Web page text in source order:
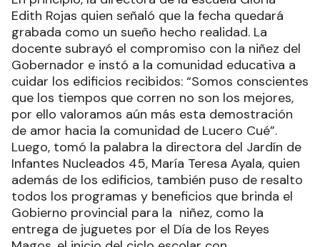
Edith Rojas quien señaló que la fecha quedará
grabada como un sueño hecho realidad. La
docente subrayó el compromiso con la niñez del
Gobernador e instó a la comunidad educativa a
cuidar los edificios recibidos: “Somos conscientes
que los tiempos que corren no son los mejores,
por ello valoramos aún más esta demostración
de amor hacia la comunidad de Lucero Cué”.
Luego, tomó la palabra la directora del Jardín de
Infantes Nucleados 45, María Teresa Ayala, quien
además de los edificios, también puso de resalto
todos los programas y beneficios que brinda el
Gobierno provincial para la niñez, como la
entrega de juguetes por el Día de los Reyes